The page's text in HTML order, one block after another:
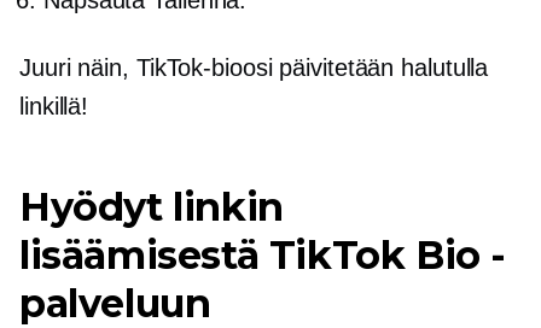
Juuri näin, TikTok-bioosi päivitetään halutulla
linkillä!
Hyödyt linkin
lisäämisestä TikTok Bio -
palveluun